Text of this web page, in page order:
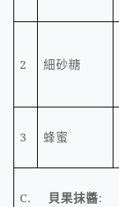
2 細砂糖
3 蜂蜜
C. 貝果抹醬: